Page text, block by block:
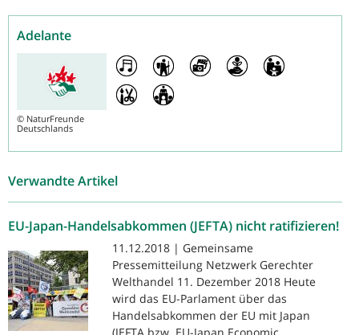
Adelante
© NaturFreunde
Deutschlands
Verwandte Artikel
EU-Japan-Handelsabkommen (JEFTA) nicht ratifizieren!
11.12.2018 | Gemeinsame
Pressemitteilung Netzwerk Gerechter
Welthandel 11. Dezember 2018 Heute
wird das EU-Parlament über das
Handelsabkommen der EU mit Japan